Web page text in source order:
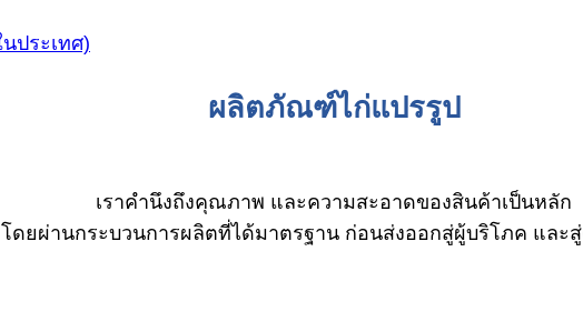
ประเทศ)
ผลิตภัณฑ์ไก่แปรรูป
เราคำนึงถึงคุณภาพ และความสะอาดของสินค้าเป็นหลัก
โดยผ่านกระบวนการผลิตที่ได้มาตรฐาน ก่อนส่งออกสู่ผู้บริโภค และ